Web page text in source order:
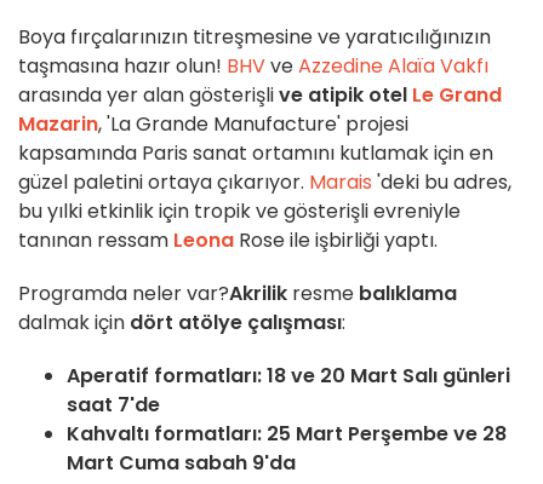
Boya fırçalarınızın titreşmesine ve yaratıcılığınızın
taşmasına hazır olun! BHVveAzzedine Alaïa Vakfı
arasında yer alan gösterişlive atipik otel Le Grand
Mazarin, 'La Grande Manufacture' projesi
kapsamında Paris sanat ortamını kutlamak için en
güzel paletini ortaya çıkarıyor. Marais 'deki bu adres,
bu yılki etkinlik için tropik ve gösterişli evreniyle
tanınan ressam Leona Rose ile işbirliği yaptı.
Programda neler var?Akrilik resme balıklama
dalmak için dört atölye çalışması:
Aperatif formatları: 18 ve 20 Mart Salı günleri
saat 7'de
Kahvaltı formatları: 25 Mart Perşembe ve 28
Mart Cuma sabah 9'da